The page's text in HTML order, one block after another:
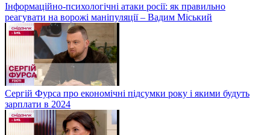
Інформаційно-психологічні атаки росії: як правильно
реагувати на ворожі маніпуляції – Вадим Міський
Сергій Фурса про економічні підсумки року і якими будуть
зарплати в 2024